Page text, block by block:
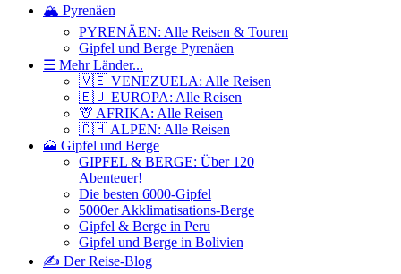
🏔️ Pyrenäen
PYRENÄEN: Alle Reisen & Touren
Gipfel und Berge Pyrenäen
☰ Mehr Länder...
🇻🇪 VENEZUELA: Alle Reisen
🇪🇺 EUROPA: Alle Reisen
🦒 AFRIKA: Alle Reisen
🇨🇭 ALPEN: Alle Reisen
🗻 Gipfel und Berge
GIPFEL & BERGE: Über 120
Abenteuer!
Die besten 6000-Gipfel
5000er Akklimatisations-Berge
Gipfel & Berge in Peru
Gipfel und Berge in Bolivien
✍️ Der Reise-Blog